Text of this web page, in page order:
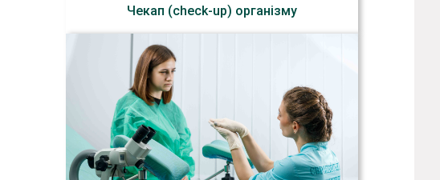
Чекап (check-up) організму